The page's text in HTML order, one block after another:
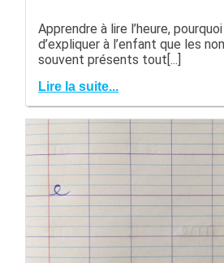
Apprendre à lire l’heure,
d’expliquer à l’enfant que les
souvent présents tout[...]
Lire la suite...